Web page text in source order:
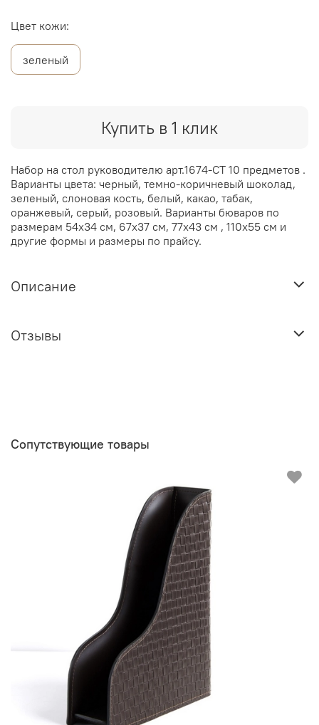
Купить в 1 клик
Цвет кожи:
зеленый
Набор на стол руководителю арт.1674-CT 10 предметов .
Варианты цвета: черный, темно-коричневый шоколад,
зеленый, слоновая кость, белый, какао, табак,
оранжевый, серый, розовый. Варианты бюваров по
размерам 54х34 см, 67х37 см, 77х43 см , 110х55 см и
другие формы и размеры по прайсу.
Описание
Отзывы
Сопутствующие товары